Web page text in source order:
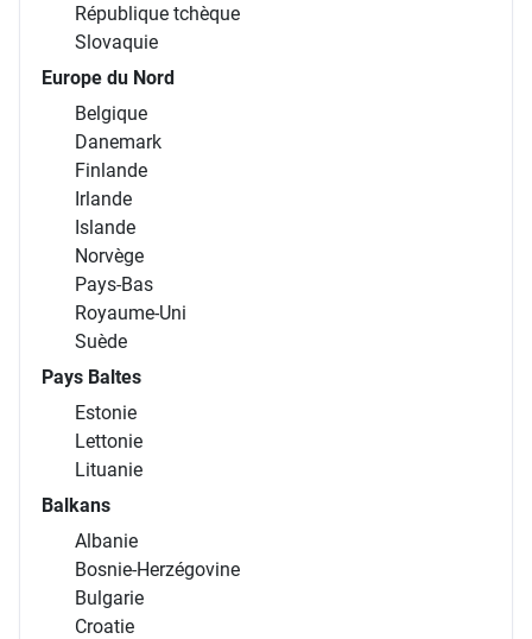
République tchèque
Slovaquie
Europe du Nord
Belgique
Danemark
Finlande
Irlande
Islande
Norvège
Pays-Bas
Royaume-Uni
Suède
Pays Baltes
Estonie
Lettonie
Lituanie
Balkans
Albanie
Bosnie-Herzégovine
Bulgarie
Croatie